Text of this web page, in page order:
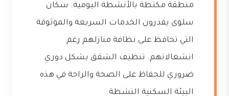
منطقة مكتظة بالأنشطة اليومية. سكان
سلوى يقدرون الخدمات السريعة والموثوقة
التي تحافظ على نظافة منازلهم رغم
انشغالاتهم. تنظيف الشقق بشكل دوري
ضروري للحفاظ على الصحة والراحة في هذه
البيئة السكنية النشطة.